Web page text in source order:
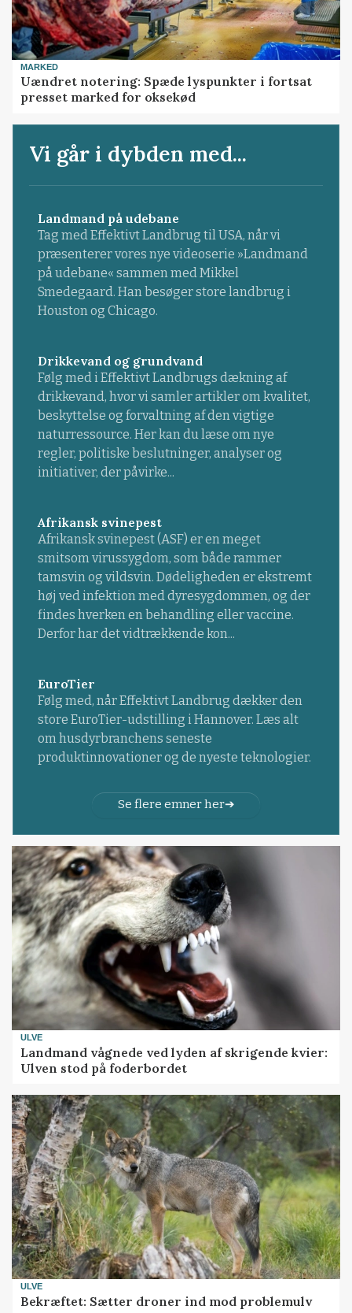
MARKED
Uændret notering: Spæde lyspunkter i fortsat
presset marked for oksekød
Vi går i dybden med...
Landmand på udebane
Tag med Effektivt Landbrug til USA, når vi
præsenterer vores nye videoserie »Landmand
på udebane« sammen med Mikkel
Smedegaard. Han besøger store landbrug i
Houston og Chicago.
Drikkevand og grundvand
Følg med i Effektivt Landbrugs dækning af
drikkevand, hvor vi samler artikler om kvalitet,
beskyttelse og forvaltning af den vigtige
naturressource. Her kan du læse om nye
regler, politiske beslutninger, analyser og
initiativer, der påvirke...
Afrikansk svinepest
Afrikansk svinepest (ASF) er en meget
smitsom virussygdom, som både rammer
tamsvin og vildsvin. Dødeligheden er ekstremt
høj ved infektion med dyresygdommen, og der
findes hverken en behandling eller vaccine.
Derfor har det vidtrækkende kon...
EuroTier
Følg med, når Effektivt Landbrug dækker den
store EuroTier-udstilling i Hannover. Læs alt
om husdyrbranchens seneste
produktinnovationer og de nyeste teknologier.
Se flere emner her
ULVE
Landmand vågnede ved lyden af skrigende kvier:
Ulven stod på foderbordet
ULVE
Bekræftet: Sætter droner ind mod problemulv